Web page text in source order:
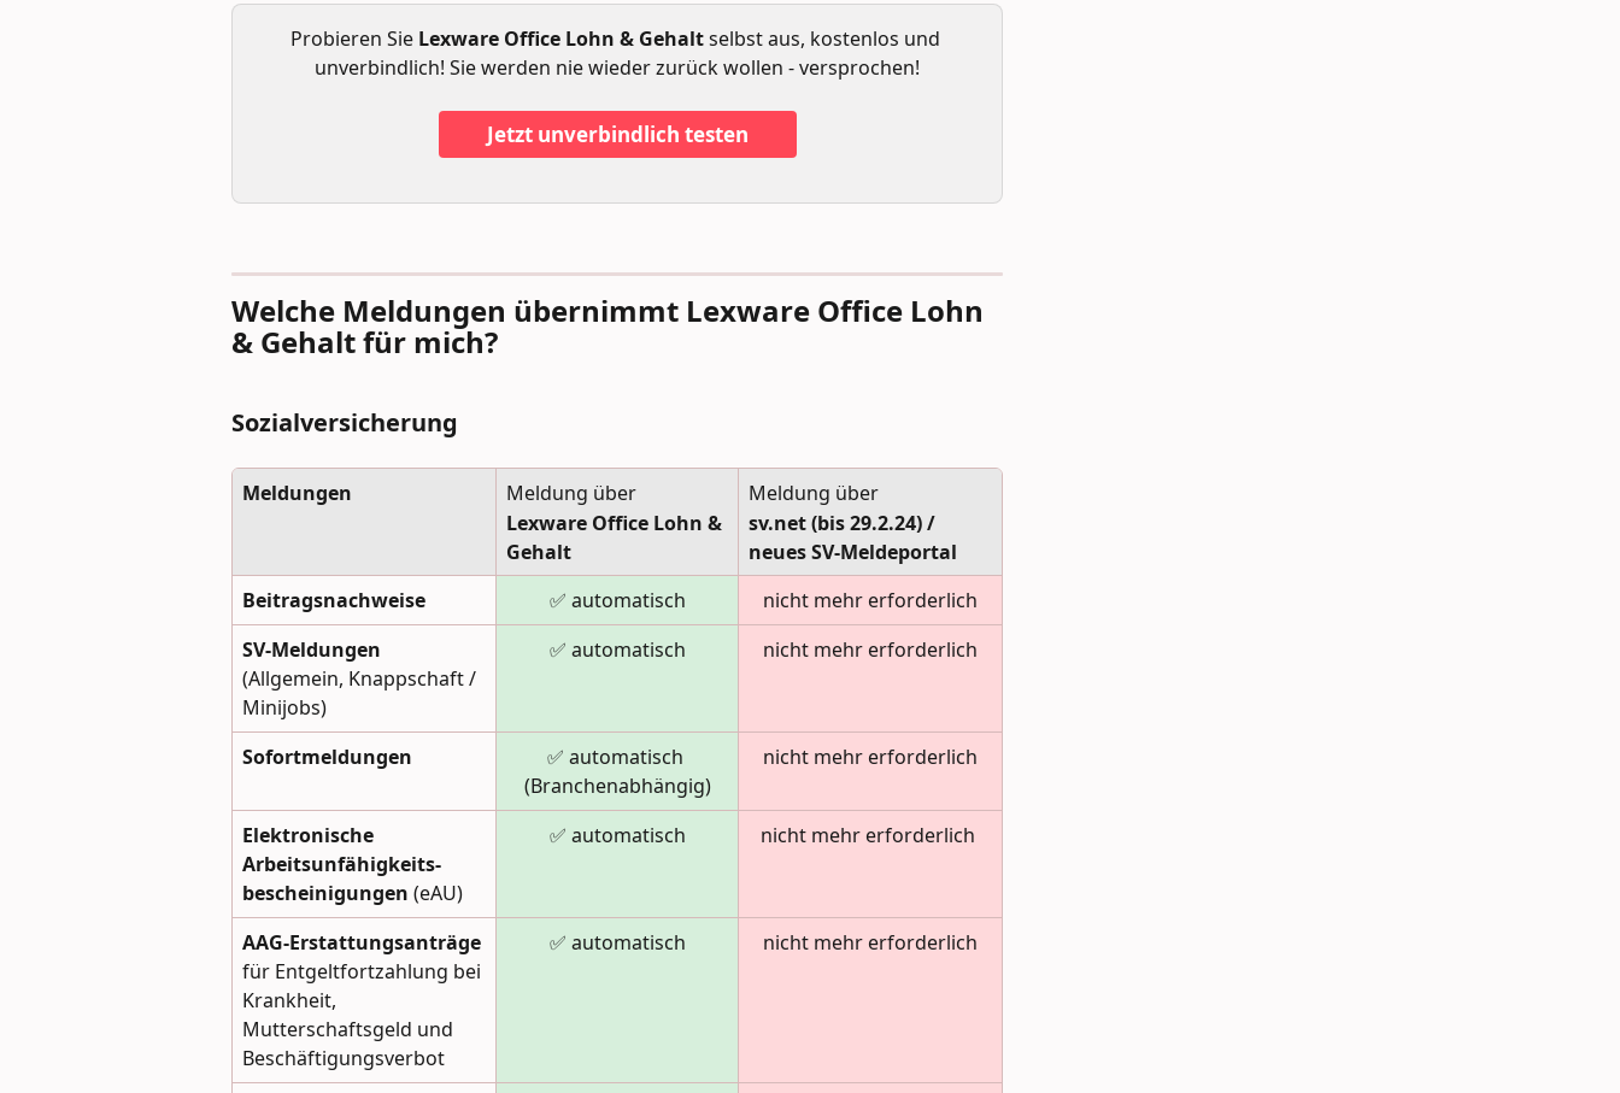
Probieren Sie Lexware Office Lohn & Gehalt selbst aus, kostenlos und
unverbindlich! Sie werden nie wieder zurück wollen - versprochen!
Jetzt unverbindlich testen
Welche Meldungen übernimmt Lexware Office Lohn
& Gehalt für mich?
Sozialversicherung
Meldungen
Meldung über
Lexware Office Lohn &
Gehalt
Meldung über
sv.net (bis 29.2.24) /
neues SV-Meldeportal
Beitragsnachweise
✅ automatisch
nicht mehr erforderlich
SV-Meldungen
(Allgemein, Knappschaft /
Minijobs)
✅ automatisch nicht mehr erforderlich
Sofortmeldungen
✅ automatisch
(Branchenabhängig)
nicht mehr erforderlich
Elektronische
Arbeitsunfähigkeits-
bescheinigungen (eAU)
✅ automatisch nicht mehr erforderlich
AAG-Erstattungsanträge
für Entgeltfortzahlung bei
Krankheit,
Mutterschaftsgeld und
Beschäftigungsverbot
✅ automatisch nicht mehr erforderlich